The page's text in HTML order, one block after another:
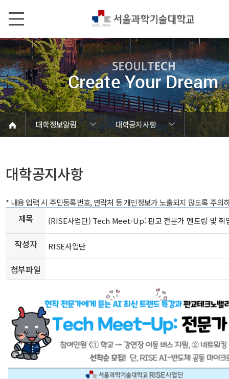
대학정보알림
대학공지사항
대학정보알림
정보공개
정보서비스안내
온라인민원센터
청렴행정
갑질신고센터
유실물 센터
SEOULTECH광장
대학공지사항
학사공지
장학공지
대학원공지
취업공지
대학입찰
채용정보
공모/외부행사
등록금심의위원회
코로나바이러스19 대응안내
재정위원회
대학공지사항
* 내용 입력 시 주민등록번호, 연락처 등 개인정보가 노출되지 않도록 주의
제목 (RISE사업단) Tech Meet-Up: 판교 전문가 멘토링 및 취
작성자 RISE사업단
첨부파일